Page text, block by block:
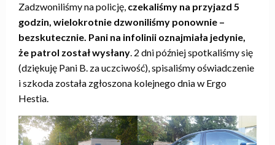
Zadzwoniliśmy na policję, czekaliśmy na przyjazd 5
godzin, wielokrotnie dzwoniliśmy ponownie –
bezskutecznie. Pani na infolinii oznajmiała jedynie,
że patrol został wysłany. 2 dni później spotkaliśmy się
(dziękuję Pani B. za uczciwość), spisaliśmy oświadczenie
i szkoda została zgłoszona kolejnego dnia w Ergo
Hestia.